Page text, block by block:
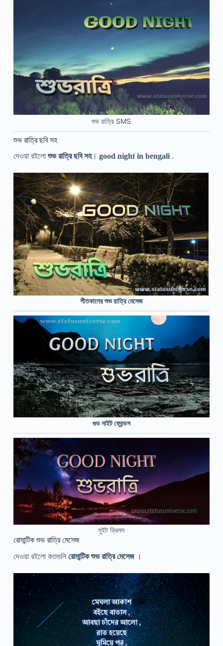
শুভ রাত্রি SMS
শুভ রাত্রি ছবি সহ
দেওয়া রইলোশুভ রাত্রি ছবি সহ। good night in bengali.
শীতকালের শুভ রাত্রি মেসেজ
গুড নাইট ফ্রেন্ডস
সুইট ড্রিমস
রোমান্টিক শুভ রাত্রি মেসেজ
দেওয়া রইলো কতগুলি রোমান্টিক শুভ রাত্রি মেসেজ।